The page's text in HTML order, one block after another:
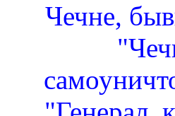
Чечне,